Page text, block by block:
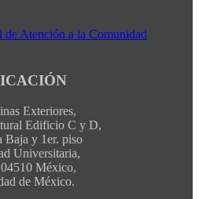
Exteriores,
Edificio C y D,
Baja y 1er. piso
Universitaria,
México,
de México.